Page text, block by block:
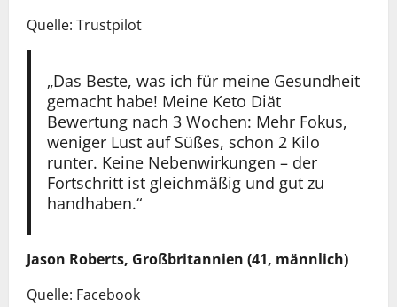
Quelle: Trustpilot
„Das Beste, was ich für meine Gesundheit
gemacht habe! Meine Keto Diät
Bewertung nach 3 Wochen: Mehr Fokus,
weniger Lust auf Süßes, schon 2 Kilo
runter. Keine Nebenwirkungen – der
Fortschritt ist gleichmäßig und gut zu
handhaben.“
Jason Roberts, Großbritannien (41, männlich)
Quelle: Facebook